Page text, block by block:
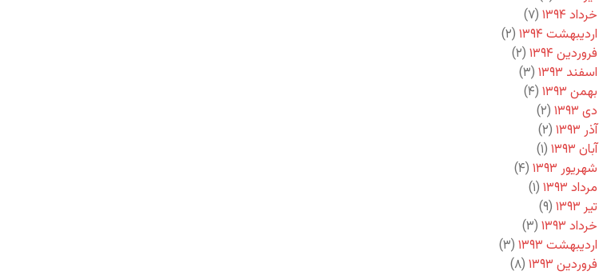
خرداد ۱۳۹۴
(۷)
اردیبهشت ۱۳۹۴
(۲)
فروردین ۱۳۹۴
(۲)
اسفند ۱۳۹۳
(۳)
بهمن ۱۳۹۳
(۴)
دی ۱۳۹۳
(۲)
آذر ۱۳۹۳
(۲)
آبان ۱۳۹۳
(۱)
شهریور ۱۳۹۳
(۴)
مرداد ۱۳۹۳
(۱)
تیر ۱۳۹۳
(۹)
خرداد ۱۳۹۳
(۳)
اردیبهشت ۱۳۹۳
(۳)
فروردین ۱۳۹۳
(۸)